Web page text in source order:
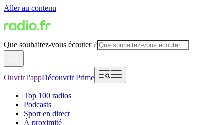
Aller au contenu
Que souhaitez-vous écouter ?
Ouvrir l'appDécouvrir Prime
Top 100 radios
Podcasts
Sport en direct
À proximité